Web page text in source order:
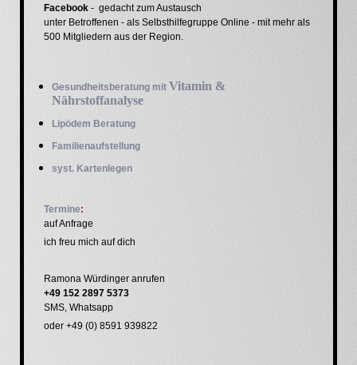
Facebook- gedacht zum Austausch
unter Betroffenen - als Selbsthilfegruppe Online - mit mehr als
500 Mitgliedern aus der Region.
Gesundheitsberatung mit Vitamin &
Nährstoffanalyse
Lipödem Beratung
Familienaufstellung
syst. Kartenlegen
Termine:
auf Anfrage
ich freu mich auf dich
Ramona Würdinger anrufen
+49 152 2897 5373
SMS, Whatsapp
oder +49 (0) 8591 939822